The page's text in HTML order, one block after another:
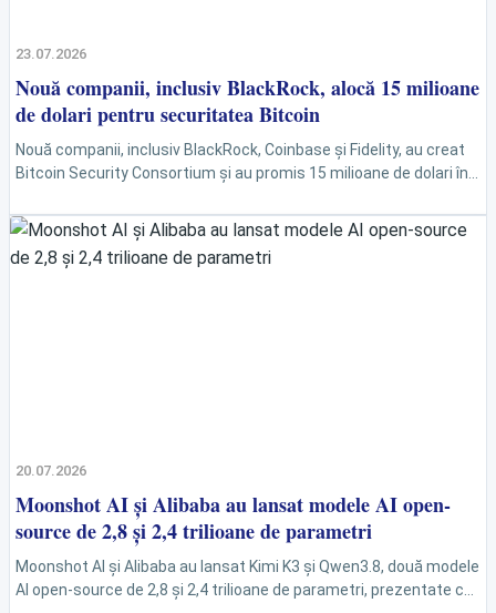
23.07.2026
Nouă companii, inclusiv BlackRock, alocă 15 milioane
de dolari pentru securitatea Bitcoin
Nouă companii, inclusiv BlackRock, Coinbase și Fidelity, au creat
Bitcoin Security Consortium și au promis 15 milioane de dolari în
20.07.2026
Moonshot AI și Alibaba au lansat modele AI open-
source de 2,8 și 2,4 trilioane de parametri
Moonshot AI și Alibaba au lansat Kimi K3 și Qwen3.8, două modele
AI open-source de 2,8 și 2,4 trilioane de parametri, prezentate ca